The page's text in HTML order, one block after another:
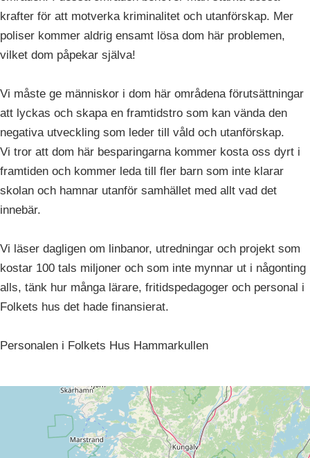
krafter för att motverka kriminalitet och utanförskap. Mer
poliser kommer aldrig ensamt lösa dom här problemen,
vilket dom påpekar själva!
Vi måste ge människor i dom här områdena förutsättningar
att lyckas och skapa en framtidstro som kan vända den
negativa utveckling som leder till våld och utanförskap.
Vi tror att dom här besparingarna kommer kosta oss dyrt i
framtiden och kommer leda till fler barn som inte klarar
skolan och hamnar utanför samhället med allt vad det
innebär.
Vi läser dagligen om linbanor, utredningar och projekt som
kostar 100 tals miljoner och som inte mynnar ut i någonting
alls, tänk hur många lärare, fritidspedagoger och personal i
Folkets hus det hade finansierat.
Personalen i Folkets Hus Hammarkullen